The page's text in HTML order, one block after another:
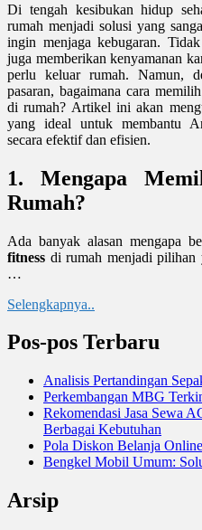
Di tengah kesibukan hidup
rumah menjadi solusi yang
ingin menjaga kebugaran.
juga memberikan kenyamanan
perlu keluar rumah. Namun,
pasaran, bagaimana cara memilih
di rumah? Artikel ini akan
yang ideal untuk membantu
secara efektif dan efisien.
1. Mengapa
Rumah?
Ada banyak alasan mengapa
fitness di rumah menjadi pilihan
…
Selengkapnya..
Pos-pos Terbaru
Analisis Pertandingan
Perkembangan MBG
Rekomendasi Jasa Sewa
Berbagai Kebutuhan
Pola Diskon Belanja
Bengkel Mobil Umum:
Arsip